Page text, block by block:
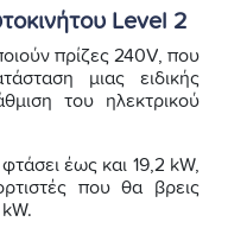
Level 2
πρίζες 240V, που
μιας ειδικής
του ηλεκτρικού
έως και 19,2 kW,
που θα βρεις